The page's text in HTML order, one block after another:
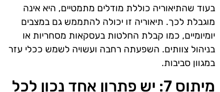
בעוד שהתיאוריה כוללת מודלים מתמטיים, היא אינה
מוגבלת לכך. תיאוריה זו יכולה להתממש גם במצבים
יומיומיים, כמו קבלת החלטות בעסקאות מסחריות או
בניהול צוותים. השפעתה רחבה ועשויה לשמש ככלי עזר
במגוון סביבות.
מיתוס 7: יש פתרון אחד נכון לכל